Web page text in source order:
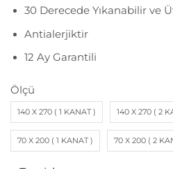
30 Derecede Yıkanabilir ve
Antialerjiktir
12 Ay Garantili
Ölçü
140 X 270 ( 1 KANAT ) 140 X 270 ( 2
70 X 200 ( 1 KANAT ) 70 X 200 ( 2